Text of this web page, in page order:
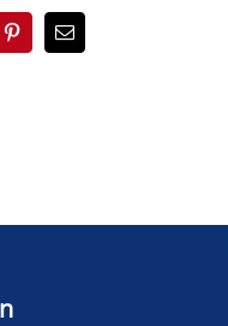
Pinterest
E-
Mail